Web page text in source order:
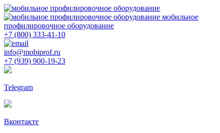
мобильное
профилировочное оборудование
+7 (800) 333-41-10
info@mobiprof.ru
+7 (939) 900-19-23
Telegram
Вконтакте